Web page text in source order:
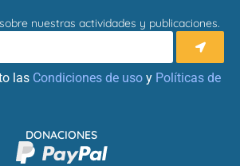
nuestras actividades y publicaciones.
las Condiciones de uso y Políticas de
DONACIONES